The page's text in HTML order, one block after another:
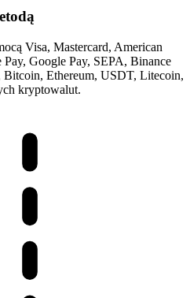
Visa, Mastercard, American
Google Pay, SEPA, Binance
Bitcoin, Ethereum, USDT, Litecoin,
kryptowalut.